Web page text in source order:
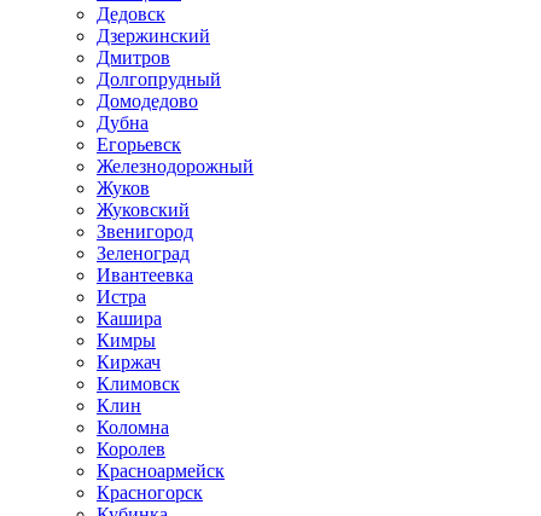
Дедовск
Дзержинский
Дмитров
Долгопрудный
Домодедово
Дубна
Егорьевск
Железнодорожный
Жуков
Жуковский
Звенигород
Зеленоград
Ивантеевка
Истра
Кашира
Кимры
Киржач
Климовск
Клин
Коломна
Королев
Красноармейск
Красногорск